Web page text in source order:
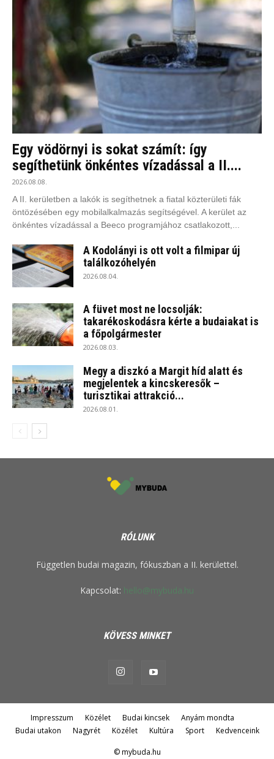
Egy vödörnyi is sokat számít: így
segíthetünk önkéntes vízadással a II....
2026.08.08.
A II. kerületben a lakók is segíthetnek a fiatal közterületi fák
öntözésében egy mobilalkalmazás segítségével. A kerület az
önkéntes vízadással a Beeco programjához csatlakozott,...
A Kodolányi is ott volt a filmipar új
találkozóhelyén
2026.08.04.
A füvet most ne locsolják:
takarékoskodásra kérte a budaiakat is
a főpolgármester
2026.08.03.
Megy a diszkó a Margit híd alatt és
megjelentek a kincskeresők –
turisztikai attrakció...
2026.08.01.
RÓLUNK
Független budai magazin, fókuszban a II. kerülettel.
Kapcsolat: hello@mybuda.hu
KÖVESS MINKET
Impresszum Közélet Budai kincsek
Anyám mondta
Budai utakon
Nagyrét Közélet Kultúra Sport Kedvenceink
© mybuda.hu